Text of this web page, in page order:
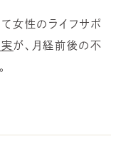
女性のライフサポ
が、月経前後の不